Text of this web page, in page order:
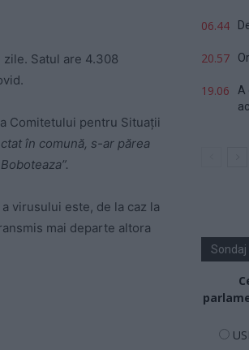
Satul are 4.308
Comitetului pentru Situații
în comună, s-ar părea
virusului este, de la caz la
mai departe altora
06.44
20.57
19.06
A
Sondaj